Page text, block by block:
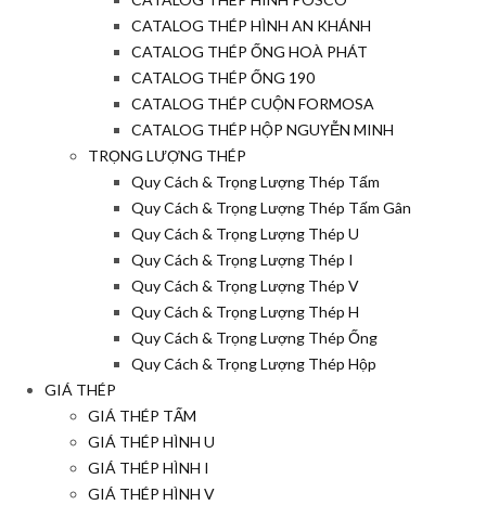
CATALOG THÉP HÌNH AN KHÁNH
CATALOG THÉP ỐNG HOÀ PHÁT
CATALOG THÉP ỐNG 190
CATALOG THÉP CUỘN FORMOSA
CATALOG THÉP HỘP NGUYỄN MINH
TRỌNG LƯỢNG THÉP
Quy Cách & Trọng Lượng Thép Tấm
Quy Cách & Trọng Lượng Thép Tấm Gân
Quy Cách & Trọng Lượng Thép U
Quy Cách & Trọng Lượng Thép I
Quy Cách & Trọng Lượng Thép V
Quy Cách & Trọng Lượng Thép H
Quy Cách & Trọng Lượng Thép Ống
Quy Cách & Trọng Lượng Thép Hộp
GIÁ THÉP
GIÁ THÉP TẤM
GIÁ THÉP HÌNH U
GIÁ THÉP HÌNH I
GIÁ THÉP HÌNH V